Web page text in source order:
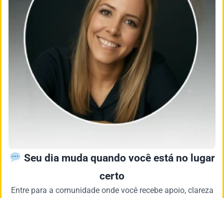
Seu dia muda quando você está no lugar
certo
Entre para a comunidade onde você recebe apoio, clareza